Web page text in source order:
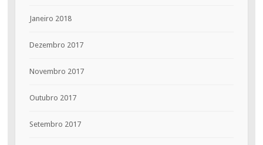
Janeiro 2018
Dezembro 2017
Novembro 2017
Outubro 2017
Setembro 2017